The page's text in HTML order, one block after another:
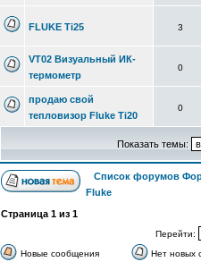
FLUKE Ti25 3
VT02 Визуальный ИК-
термометр
0
продаю свой
тепловизор Fluke Ti20
0
Показать темы:
Список форумов
Fluke
Страница 1 из 1
Перейти:
Новые сообщения
Нет новых